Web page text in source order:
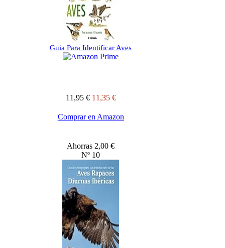
Guia Para Identificar Aves
11,95 € 11,35 €
Comprar en Amazon
Ahorras 2,00 €
Nº 10